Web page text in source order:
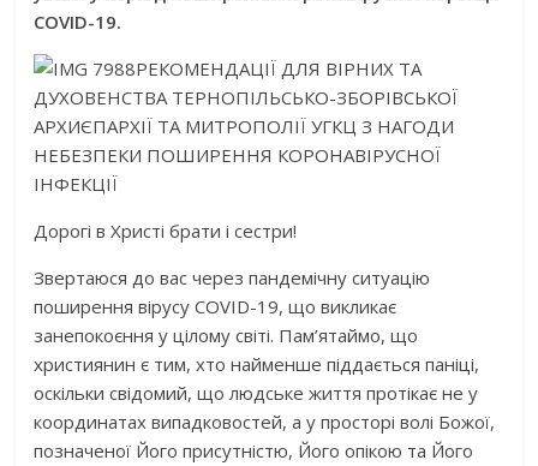
COVID-19.
РЕКОМЕНДАЦІЇ ДЛЯ ВІРНИХ ТА
ДУХОВЕНСТВА ТЕРНОПІЛЬСЬКО-ЗБОРІВСЬКОЇ
АРХИЄПАРХІЇ ТА МИТРОПОЛІЇ УГКЦ З НАГОДИ
НЕБЕЗПЕКИ ПОШИРЕННЯ КОРОНАВІРУСНОЇ
ІНФЕКЦІЇ
Дорогі в Христі брати і сестри!
Звертаюся до вас через пандемічну ситуацію
поширення вірусу COVID-19, що викликає
занепокоєння у цілому світі. Пам’ятаймо, що
християнин є тим, хто найменше піддається паніці,
оскільки свідомий, що людське життя протікає не у
координатах випадковостей, а у просторі волі Божої,
позначеної Його присутністю, Його опікою та Його